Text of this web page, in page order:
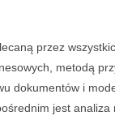
przez
metodą
dokumentów i
jest analiza